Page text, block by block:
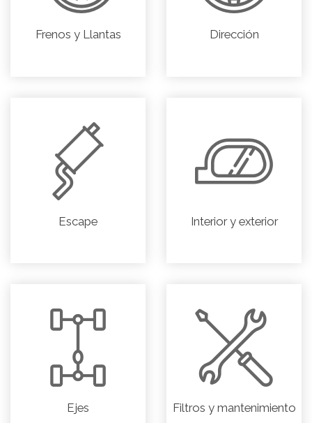
Frenos y Llantas Dirección
Escape Interior y exterior
Ejes Filtros y mantenimiento